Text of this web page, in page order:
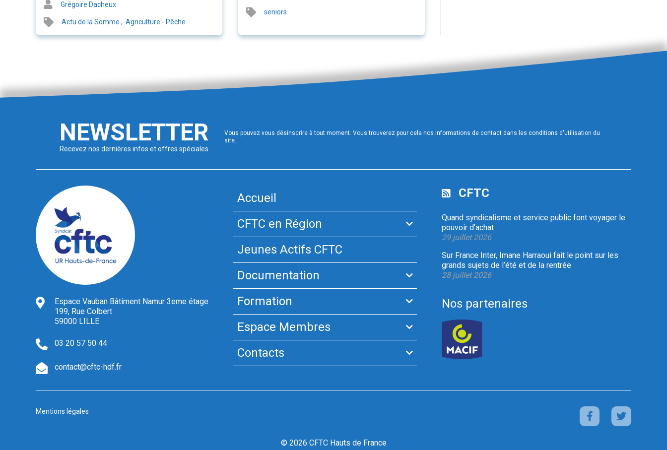
Grégoire Dacheux
Actu de la Somme , Agriculture - Pêche
seniors
NEWSLETTER
Recevez nos dernières infos et offres spéciales
Vous pouvez vous désinscrire à tout moment. Vous trouverez pour cela nos informations de contact dans les conditions d'utilisation du
site.
Espace Vauban Bâtiment Namur 3eme étage
199, Rue Colbert
59000 LILLE
03 20 57 50 44
contact@cftc-hdf.fr
Accueil
CFTC en Région
Jeunes Actifs CFTC
Documentation
Formation
Espace Membres
Contacts
CFTC
Quand syndicalisme et service public font voyager le
pouvoir d’achat
29 juillet 2026
Sur France Inter, Imane Harraoui fait le point sur les
grands sujets de l’été et de la rentrée
28 juillet 2026
Nos partenaires
Mentions légales
© 2026 CFTC Hauts de France